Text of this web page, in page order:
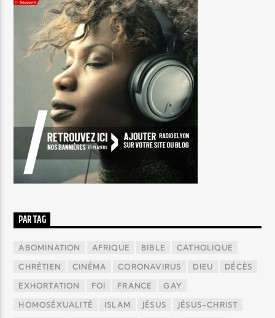
PAR TAG
ABOMINATION AFRIQUE BIBLE CATHOLIQUE
CHRÉTIEN CINÉMA CORONAVIRUS DIEU DÉCÈS
EXHORTATION FOI FRANCE GAY
HOMOSÉXUALITÉ ISLAM JÉSUS JÉSUS-CHRIST